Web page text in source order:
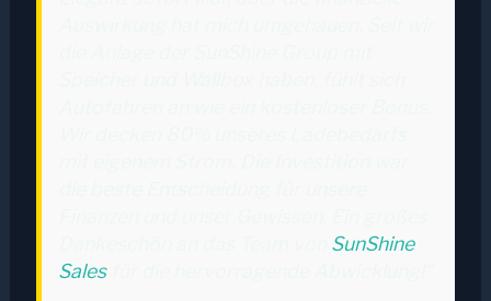
SunShine
Salesfür die hervorragende Abwicklung!“